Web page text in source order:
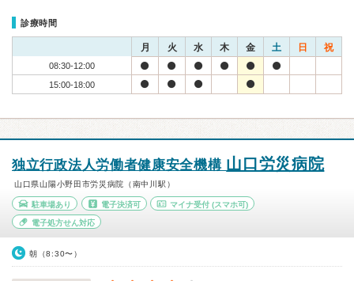
診療時間
月 火 水 木 金 土 日 祝
08:30-12:00
15:00-18:00
独立行政法人労働者健康安全機構 山口労災病院
山口県山陽小野田市労災病院（南中川駅）
駐車場あり 電子決済可 マイナ受付 (スマホ可)
電子処方せん対応
朝（8:30〜）